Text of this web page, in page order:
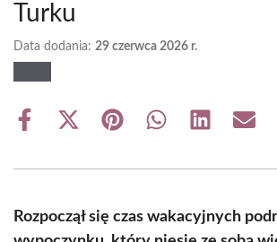
Turku
Data dodania: 29 czerwca 2026 r.
Share
Share
(Twitter)
Share Share Share Share
Rozpoczął się czas wakacyjnych